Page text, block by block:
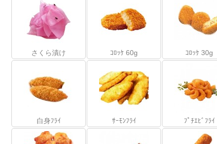
さくら漬け ｺﾛｯｹ 60g ｺﾛｯｹ 30g
白身ﾌﾗｲ ｻｰﾓﾝﾌﾗｲ ﾌﾟﾁｴﾋﾞﾌﾗｲ